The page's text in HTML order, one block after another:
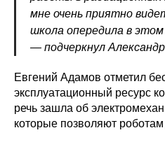
мне очень приятно
школа опередила в этом
— ​подчеркнул
Евгений Адамов отметил
эксплуатационный ресурс
речь зашла об
которые позволяют роботам
© 2015-2026 НАУРР. Все права защищены. При
ссылка на ROBOTUNION.RU — обязательна
© 2015-2026 НАУРР. Все права защищены.
При использовании материалов ссылка на